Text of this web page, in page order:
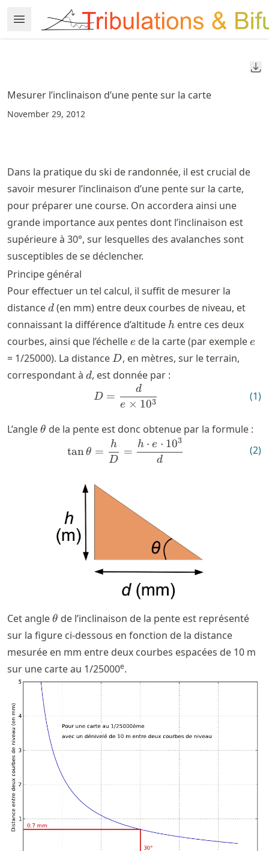
to
article
to
content
Open Menu
Made with MyST
Mesurer l’inclinaison d’une pente sur la carte
November 29, 2012
Dans la pratique du ski de randonnée, il est crucial de
savoir mesurer l’inclinaison d’une pente sur la carte,
pour préparer une course. On accordera ainsi une
grande importance aux pentes dont l’inclinaison est
supérieure à 30°, sur lesquelles des avalanches sont
susceptibles de se déclencher.
Principe général
Pour effectuer un tel calcul, il suffit de mesurer la
distanced
d (en mm) entre deux courbes de niveau, et
connaissant la différence d’altitude h
h entre ces deux
courbes, ainsi que l’échellee
e de la carte (par exemplee
e
= 1/25000). La distance D
D, en mètres, sur le terrain,
correspondant à d
d, est donnée par :
D = \frac{d}{e\times 10^3}
D =
e × 103
d
(1)
L’angle\theta
θ de la pente est donc obtenue par la formule :
\tan \theta = \frac{h}{D}
tanθ =
D
h
=
d
h ⋅ e ⋅ 103
(2)
Cet angle\theta
θ de l’inclinaison de la pente est représenté
sur la figure ci-dessous en fonction de la distance
mesurée en mm entre deux courbes espacées de 10 m
sur une carte au 1/25000e.